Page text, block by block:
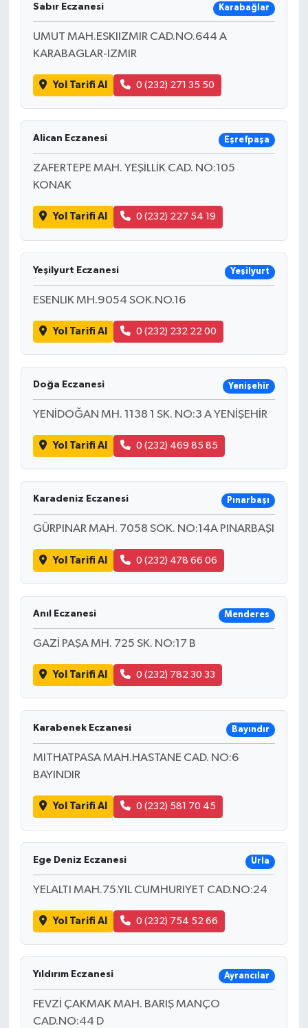
Sabır Eczanesi Karabağlar
UMUT MAH.ESKIIZMIR CAD.NO.644 A
KARABAGLAR-IZMIR
Yol Tarifi Al 0 (232) 271 35 50
Alican Eczanesi Eşrefpaşa
ZAFERTEPE MAH. YEŞİLLİK CAD. NO:105
KONAK
Yol Tarifi Al 0 (232) 227 54 19
Yeşilyurt Eczanesi Yeşilyurt
ESENLIK MH.9054 SOK.NO.16
Yol Tarifi Al 0 (232) 232 22 00
Doğa Eczanesi Yenişehir
YENİDOĞAN MH. 1138 1 SK. NO:3 A YENİŞEHİR
Yol Tarifi Al 0 (232) 469 85 85
Karadeniz Eczanesi Pınarbaşı
GÜRPINAR MAH. 7058 SOK. NO:14A PINARBAŞI
Yol Tarifi Al 0 (232) 478 66 06
Anıl Eczanesi Menderes
GAZİ PAŞA MH. 725 SK. NO:17 B
Yol Tarifi Al 0 (232) 782 30 33
Karabenek Eczanesi Bayındır
MITHATPASA MAH.HASTANE CAD. NO:6
BAYINDIR
Yol Tarifi Al 0 (232) 581 70 45
Ege Deniz Eczanesi Urla
YELALTI MAH.75.YIL CUMHURIYET CAD.NO:24
Yol Tarifi Al 0 (232) 754 52 66
Yıldırım Eczanesi Ayrancılar
FEVZİ ÇAKMAK MAH. BARIŞ MANÇO
CAD.NO:44 D